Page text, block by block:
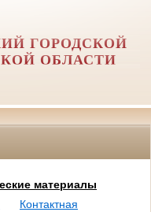
ГОРОДСКОЙ
ОБЛАСТИ
материалы
Контактная